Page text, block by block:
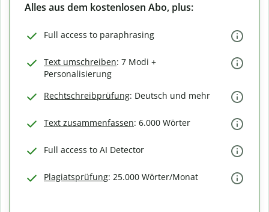
Alles aus dem kostenlosen Abo, plus:
Full access to paraphrasing
Text umschreiben: 7 Modi +
Personalisierung
Rechtschreibprüfung: Deutsch und mehr
Text zusammenfassen: 6.000 Wörter
Full access to AI Detector
Plagiatsprüfung: 25.000 Wörter/Monat